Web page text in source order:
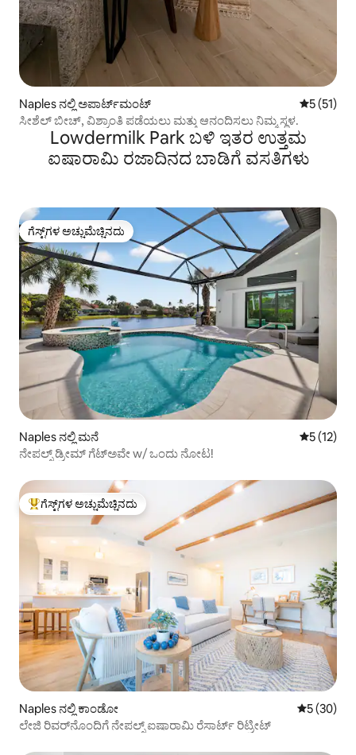
Naples ನಲ್ಲಿ ಅಪಾರ್ಟ್‌ಮಂಟ್ 5 ರಲ್ಲಿ 5
5 (51)
ಸೀಶೆಲ್ ಬೀಚ್, ವಿಶ್ರಾಂತಿ ಪಡೆಯಲು ಮತ್ತು ಆನಂದಿಸಲು ನಿಮ್ಮ ಸ್ಥಳ.
Lowdermilk Park ಬಳಿ ಇತರ ಉತ್ತಮ
ಐಷಾರಾಮಿ ರಜಾದಿನದ ಬಾಡಿಗೆ ವಸತಿಗಳು
ಗೆಸ್ಟ್‌ಗಳ ಅಚ್ಚುಮೆಚ್ಚಿನದು
ಗೆಸ್ಟ್‌ಗಳ ಅಚ್ಚುಮೆಚ್ಚಿನದು
Naples ನಲ್ಲಿ ಮನೆ 5 ರಲ್ಲಿ 5
5 (12)
ನೇಪಲ್ಸ್ ಡ್ರೀಮ್ ಗೆಟ್‌ಅವೇ w/ ಒಂದು ನೋಟ!
ಗೆಸ್ಟ್‌ಗಳಿಗೆ ಅತಿ ಹೆಚ್ಚು ಅಚ್ಚುಮೆಚ್ಚಿನದು
ಗೆಸ್ಟ್‌ಗಳ ಅಚ್ಚುಮೆಚ್ಚಿನದು
Naples ನಲ್ಲಿ ಕಾಂಡೋ 5 ರಲ್ಲಿ 5
5 (30)
ಲೇಜಿ ರಿವರ್‌ನೊಂದಿಗೆ ನೇಪಲ್ಸ್ ಐಷಾರಾಮಿ ರೆಸಾರ್ಟ್ ರಿಟ್ರೀಟ್